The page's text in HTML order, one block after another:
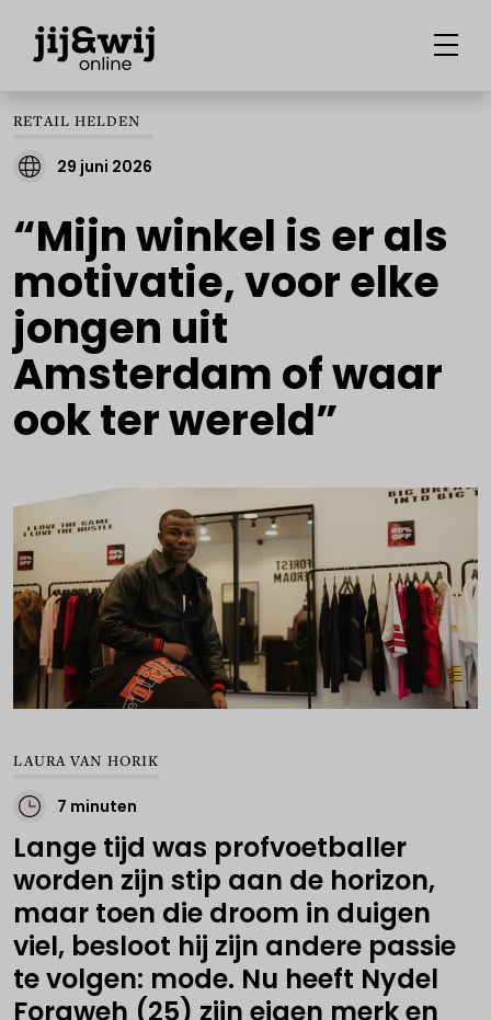
RETAIL HELDEN
29 juni 2026
“Mijn winkel is er als
motivatie, voor elke
jongen uit
Amsterdam of waar
ook ter wereld”
LAURA VAN HORIK
7 minuten
Lange tijd was profvoetballer
worden zijn stip aan de horizon,
maar toen die droom in duigen
viel, besloot hij zijn andere passie
te volgen: mode. Nu heeft Nydel
Forgweh (25) zijn eigen merk en